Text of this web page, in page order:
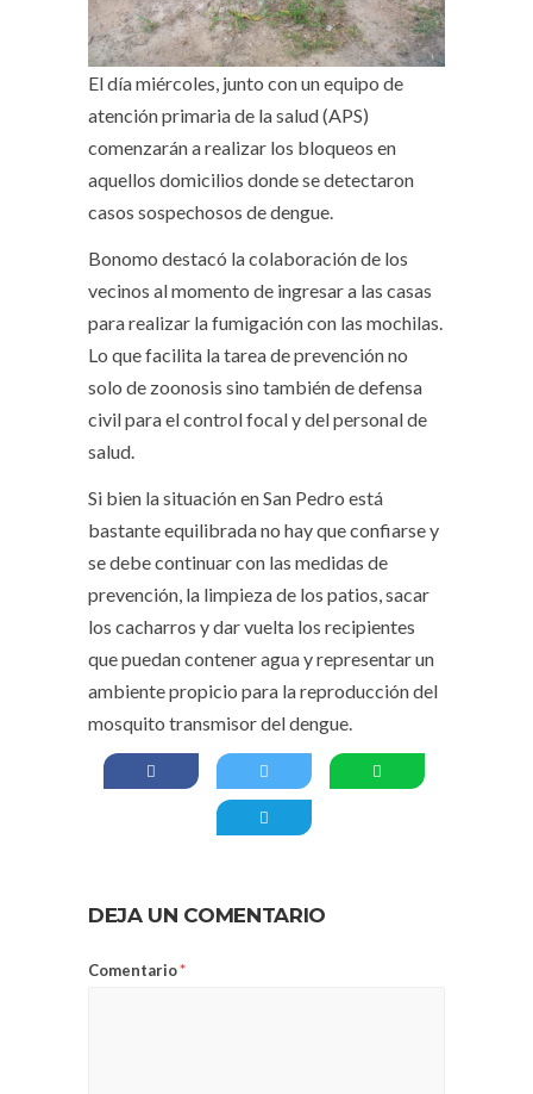
El día miércoles, junto con un equipo de
atención primaria de la salud (APS)
comenzarán a realizar los bloqueos en
aquellos domicilios donde se detectaron
casos sospechosos de dengue.
Bonomo destacó la colaboración de los
vecinos al momento de ingresar a las casas
para realizar la fumigación con las mochilas.
Lo que facilita la tarea de prevención no
solo de zoonosis sino también de defensa
civil para el control focal y del personal de
salud.
Si bien la situación en San Pedro está
bastante equilibrada no hay que confiarse y
se debe continuar con las medidas de
prevención, la limpieza de los patios, sacar
los cacharros y dar vuelta los recipientes
que puedan contener agua y representar un
ambiente propicio para la reproducción del
mosquito transmisor del dengue.
DEJA UN COMENTARIO
Comentario*